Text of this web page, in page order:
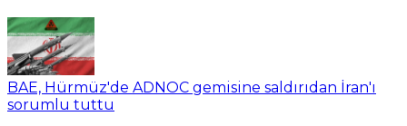
BAE, Hürmüz'de ADNOC gemisine saldırıdan İran'ı
sorumlu tuttu